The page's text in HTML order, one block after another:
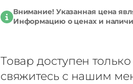
Внимание! Указанная цена
Информацию о ценах и
Товар доступен
свяжитесь с нашим